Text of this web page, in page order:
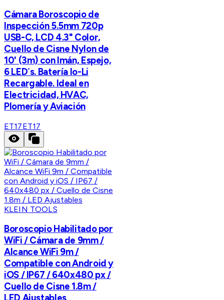
Cámara Boroscopio de
Inspección 5.5mm 720p
USB-C, LCD 4.3" Color,
Cuello de Cisne Nylon de
10' (3m) con Imán, Espejo,
6 LED´s. Batería Io-Li
Recargable. Ideal en
Electricidad, HVAC,
Plomería y Aviación
ET17ET17
KLEIN TOOLS
Boroscopio Habilitado por
WiFi / Cámara de 9mm /
Alcance WiFi 9m /
Compatible con Android y
iOS / IP67 / 640x480 px /
Cuello de Cisne 1.8m /